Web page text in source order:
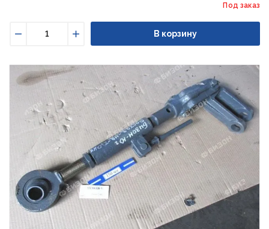
Под заказ
Увеличить
В корзину